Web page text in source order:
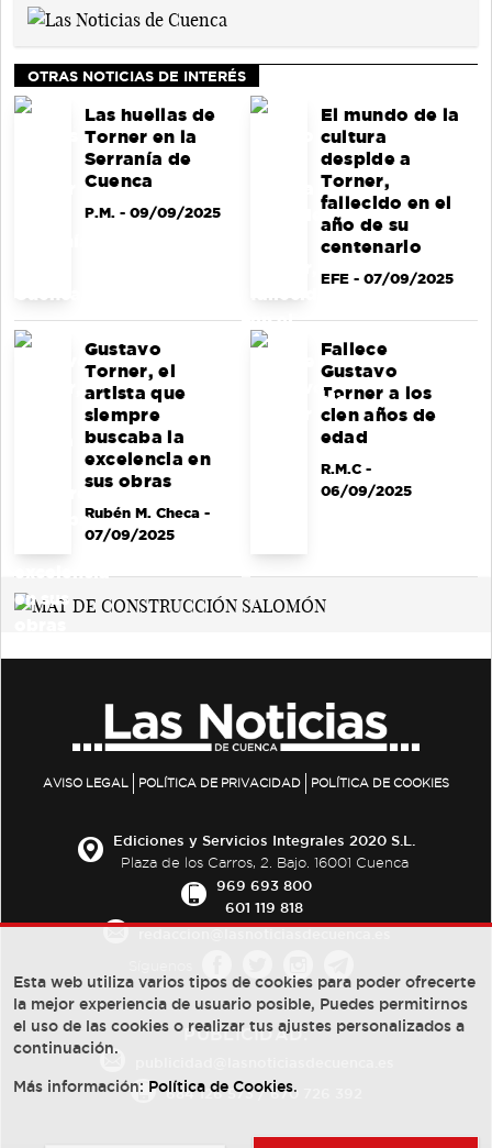
OTRAS NOTICIAS DE INTERÉS
Las huellas de
Torner en la
Serranía de
Cuenca
P.M.- 09/09/2025
El mundo de la
cultura
despide a
Torner,
fallecido en el
año de su
centenario
EFE- 07/09/2025
Gustavo
Torner, el
artista que
siempre
buscaba la
excelencia en
sus obras
Rubén M. Checa-
07/09/2025
Fallece
Gustavo
Torner a los
cien años de
edad
R.M.C-
06/09/2025
AVISO LEGAL POLÍTICA DE PRIVACIDAD POLÍTICA DE COOKIES
Ediciones y Servicios Integrales 2020 S.L.
Plaza de los Carros, 2. Bajo. 16001 Cuenca
969 693 800
601 119 818
PUBLICIDAD:
684 126 573/670 726 392
Esta web utiliza varios tipos de cookies para poder ofrecerte
la mejor experiencia de usuario posible, Puedes permitirnos
el uso de las cookies o realizar tus ajustes personalizados a
continuación.
Más información: Política de Cookies.